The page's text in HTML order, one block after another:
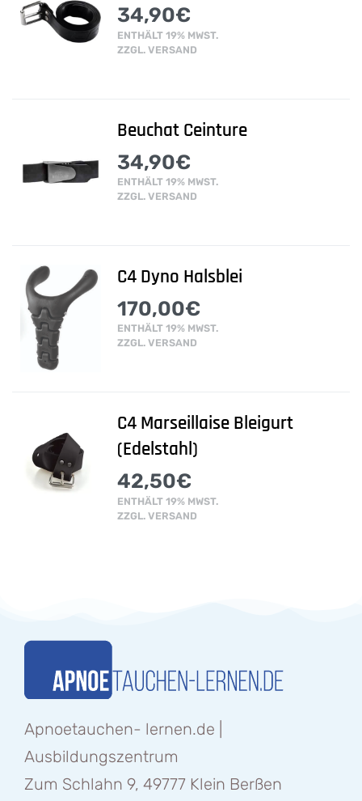
34,90€
ENTHÄLT 19% MWST.
ZZGL. VERSAND
Beuchat Ceinture
34,90€
ENTHÄLT 19% MWST.
ZZGL. VERSAND
C4 Dyno Halsblei
170,00€
ENTHÄLT 19% MWST.
ZZGL. VERSAND
C4 Marseillaise Bleigurt
(Edelstahl)
42,50€
ENTHÄLT 19% MWST.
ZZGL. VERSAND
Apnoetauchen- lernen.de |
Ausbildungszentrum
Zum Schlahn 9, 49777 Klein Berßen